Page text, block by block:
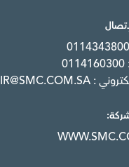
:
IR@SMC.COM.SA